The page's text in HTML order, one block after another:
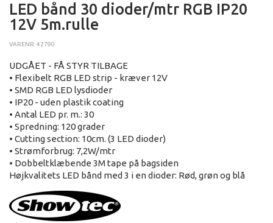
LED bånd 30 dioder/mtr RGB IP20
12V 5m.rulle
VARENR: 42790
UDGÅET - FÅ STYR TILBAGE
• Flexibelt RGB LED strip - kræver 12V
• SMD RGB LED lysdioder
• IP20 - uden plastik coating
• Antal LED pr. m.: 30
• Spredning: 120 grader
• Cutting section: 10cm. (3 LED dioder)
• Strømforbrug: 7,2W/mtr
• Dobbeltklæbende 3M tape på bagsiden
Højkvalitets LED bånd med 3 i en dioder: Rød, grøn og blå